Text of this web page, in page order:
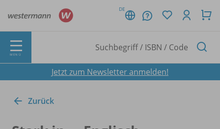
DE
MENÜ
Jetzt zum Newsletter anmelden!
Zurück